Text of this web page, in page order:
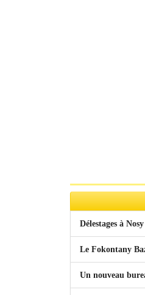
Délestages à
Le Fokontany
Un nouveau